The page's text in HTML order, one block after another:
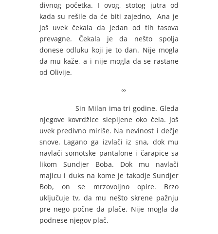
divnog početka. I ovog, stotog jutra od
kada su rešile da će biti zajedno, Ana je
još uvek čekala da jedan od tih tasova
prevagne. Čekala je da nešto spolja
donese odluku koji je to dan. Nije mogla
da mu kaže, a i nije mogla da se rastane
od Olivije.
∞
Sin Milan ima tri godine. Gleda
njegove kovrdžice slepljene oko čela. Još
uvek predivno miriše. Na nevinost i dečje
snove. Lagano ga izvlači iz sna, dok mu
navlači somotske pantalone i čarapice sa
likom Sundjer Boba. Dok mu navlači
majicu i duks na kome je takodje Sundjer
Bob, on se mrzovoljno opire. Brzo
uključuje tv, da mu nešto skrene pažnju
pre nego počne da plače. Nije mogla da
podnese njegov plač.